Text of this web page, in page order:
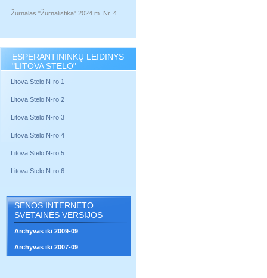
Žurnalas "Žurnalistika" 2024 m. Nr. 4
ESPERANTININKŲ LEIDINYS
"LITOVA STELO"
Litova Stelo N-ro 1
Litova Stelo N-ro 2
Litova Stelo N-ro 3
Litova Stelo N-ro 4
Litova Stelo N-ro 5
Litova Stelo N-ro 6
SENOS INTERNETO
SVETAINĖS VERSIJOS
Archyvas iki 2009-09
Archyvas iki 2007-09